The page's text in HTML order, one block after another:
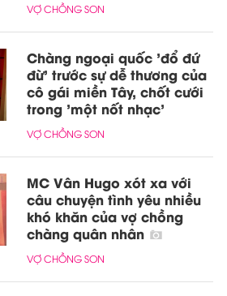
VỢ CHỒNG SON
Chàng ngoại quốc 'đổ đứ
đừ' trước sự dễ thương của
cô gái miền Tây, chốt cưới
trong 'một nốt nhạc'
VỢ CHỒNG SON
MC Vân Hugo xót xa với
câu chuyện tình yêu nhiều
khó khăn của vợ chồng
chàng quân nhân
VỢ CHỒNG SON